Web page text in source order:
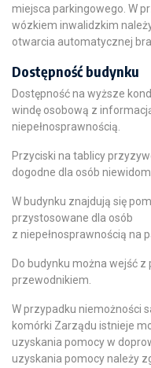
miejsca parkingowego. W
wózkiem inwalidzkim
otwarcia automatycznej
Dostępność budynku
Dostępność na wyższe
windę osobową z
niepełnosprawnością.
Przyciski na tablicy
dogodne dla osób
W budynku znajdują się
przystosowane dla osób
z niepełnosprawnością na
Do budynku można wejść
przewodnikiem.
W przypadku niemożności
komórki Zarządu istnieje
uzyskania pomocy w
uzyskania pomocy należy